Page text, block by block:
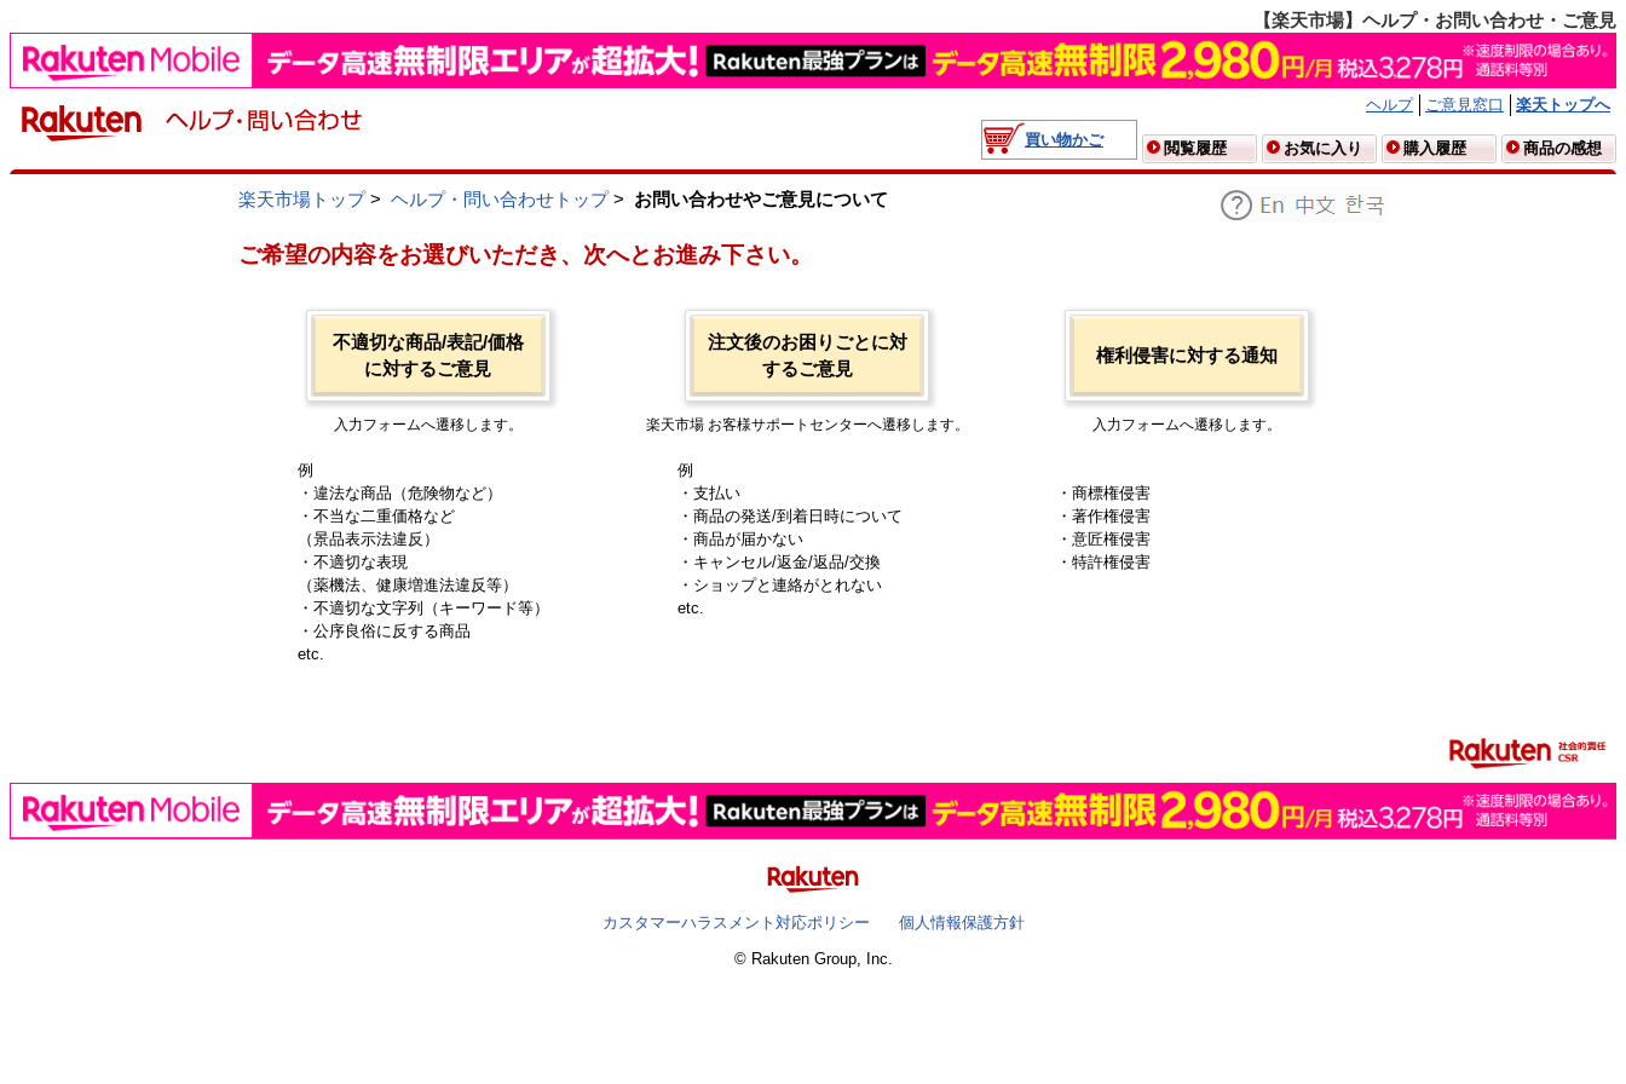
【楽天市場】ヘルプ・お問い合わせ・ご意見
ヘルプ ご意見窓口
楽天トップへ
買い物かご
閲覧履歴 お気に入り 購入履歴 商品の感想
楽天市場トップ> ヘルプ・問い合わせトップ> お問い合わせやご意見について
ご希望の内容をお選びいただき、次へとお進み下さい。
不適切な商品/表記/価格
に対するご意見
入力フォームへ遷移します。
例
・違法な商品（危険物など）
・不当な二重価格など
（景品表示法違反）
・不適切な表現
（薬機法、健康増進法違反等）
・不適切な文字列（キーワード等）
・公序良俗に反する商品
etc.
注文後のお困りごとに対
するご意見
楽天市場 お客様サポートセンターへ遷移します。
例
・支払い
・商品の発送/到着日時について
・商品が届かない
・キャンセル/返金/返品/交換
・ショップと連絡がとれない
etc.
権利侵害に対する通知
入力フォームへ遷移します。
・商標権侵害
・著作権侵害
・意匠権侵害
・特許権侵害
カスタマーハラスメント対応ポリシー
個人情報保護方針
© Rakuten Group, Inc.